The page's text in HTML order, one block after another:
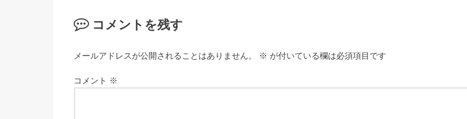
コメントを残す
メールアドレスが公開されることはありません。 ※ が付いている欄は必須項目です
コメント ※